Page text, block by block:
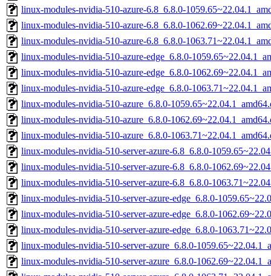
linux-modules-nvidia-510-azure-6.8_6.8.0-
linux-modules-nvidia-510-azure-6.8_6.8.0-
linux-modules-nvidia-510-azure-6.8_6.8.0-
linux-modules-nvidia-510-azure-edge_6.8.0-
linux-modules-nvidia-510-azure-edge_6.8.0-
linux-modules-nvidia-510-azure-edge_6.8.0-
linux-modules-nvidia-510-azure_6.8.0-
linux-modules-nvidia-510-azure_6.8.0-
linux-modules-nvidia-510-azure_6.8.0-
linux-modules-nvidia-510-server-azure-6.8_6.8.0-
linux-modules-nvidia-510-server-azure-6.8_6.8.0-
linux-modules-nvidia-510-server-azure-6.8_6.8.0-
linux-modules-nvidia-510-server-azure-edge_6.8.0-
linux-modules-nvidia-510-server-azure-edge_6.8.0-
linux-modules-nvidia-510-server-azure-edge_6.8.0-
linux-modules-nvidia-510-server-azure_6.8.0-
linux-modules-nvidia-510-server-azure_6.8.0-